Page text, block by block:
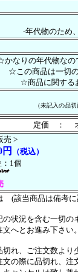
-年代物のため
かなりの年代物なの
☆この商品は一切
☆商品に関する
（未記入の品
定価 ： オ
売 >
円
（税込）
1個
(該当商品は備考に
の状況を含む一切
へとお進み下さい
切れ、ご注文数よ
の際に品切れ、注